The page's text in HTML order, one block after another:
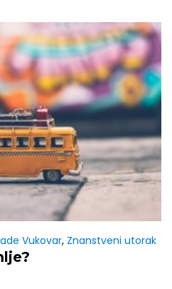
Vukovar, Znanstveni utorak